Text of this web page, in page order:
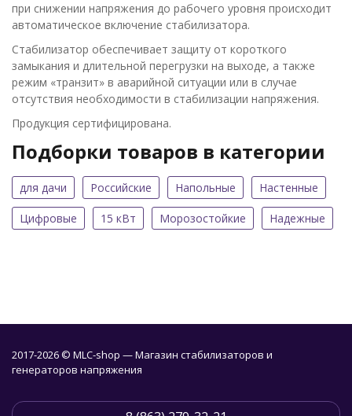
при снижении напряжения до рабочего уровня происходит
автоматическое включение стабилизатора.
Стабилизатор обеспечивает защиту от короткого
замыкания и длительной перегрузки на выходе, а также
режим «транзит» в аварийной ситуации или в случае
отсутствия необходимости в стабилизации напряжения.
Продукция сертифицирована.
Подборки товаров в категории
для дачи Российские Напольные Настенные
Цифровые 15 кВт Морозостойкие Надежные
2017-2026 © MLC-shop — Магазин стабилизаторов и
генераторов напряжения